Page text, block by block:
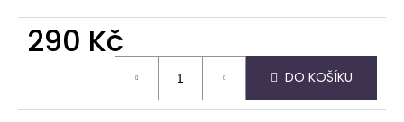
290 Kč
DO KOŠÍKU
D
o